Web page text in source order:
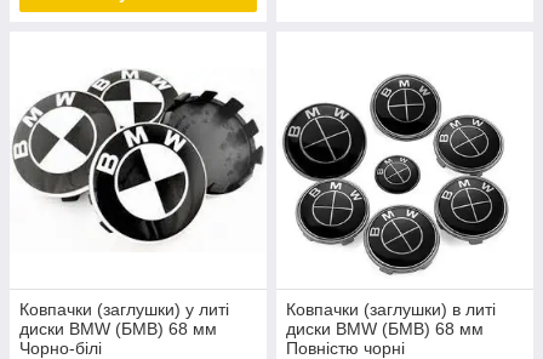
Ковпачки (заглушки) у литі
диски BMW (БМВ) 68 мм
Чорно-білі
Ковпачки (заглушки) в литі
диски BMW (БМВ) 68 мм
Повністю чорні